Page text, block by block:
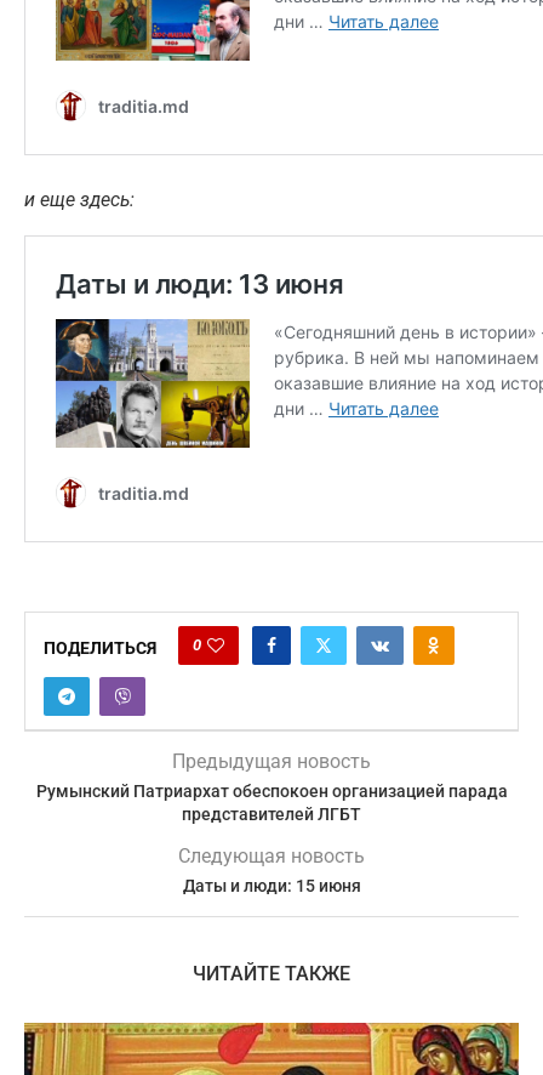
и еще здесь:
ПОДЕЛИТЬСЯ 0
Предыдущая новость
Румынский Патриархат обеспокоен организацией парада
представителей ЛГБТ
Следующая новость
Даты и люди: 15 июня
ЧИТАЙТЕ ТАКЖЕ